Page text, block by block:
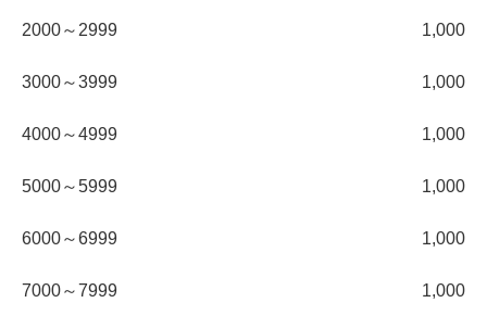
2000～2999 1,000
3000～3999 1,000
4000～4999 1,000
5000～5999 1,000
6000～6999 1,000
7000～7999 1,000